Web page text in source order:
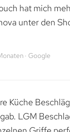
hat mich
unter den
· Google
Küche
LGM